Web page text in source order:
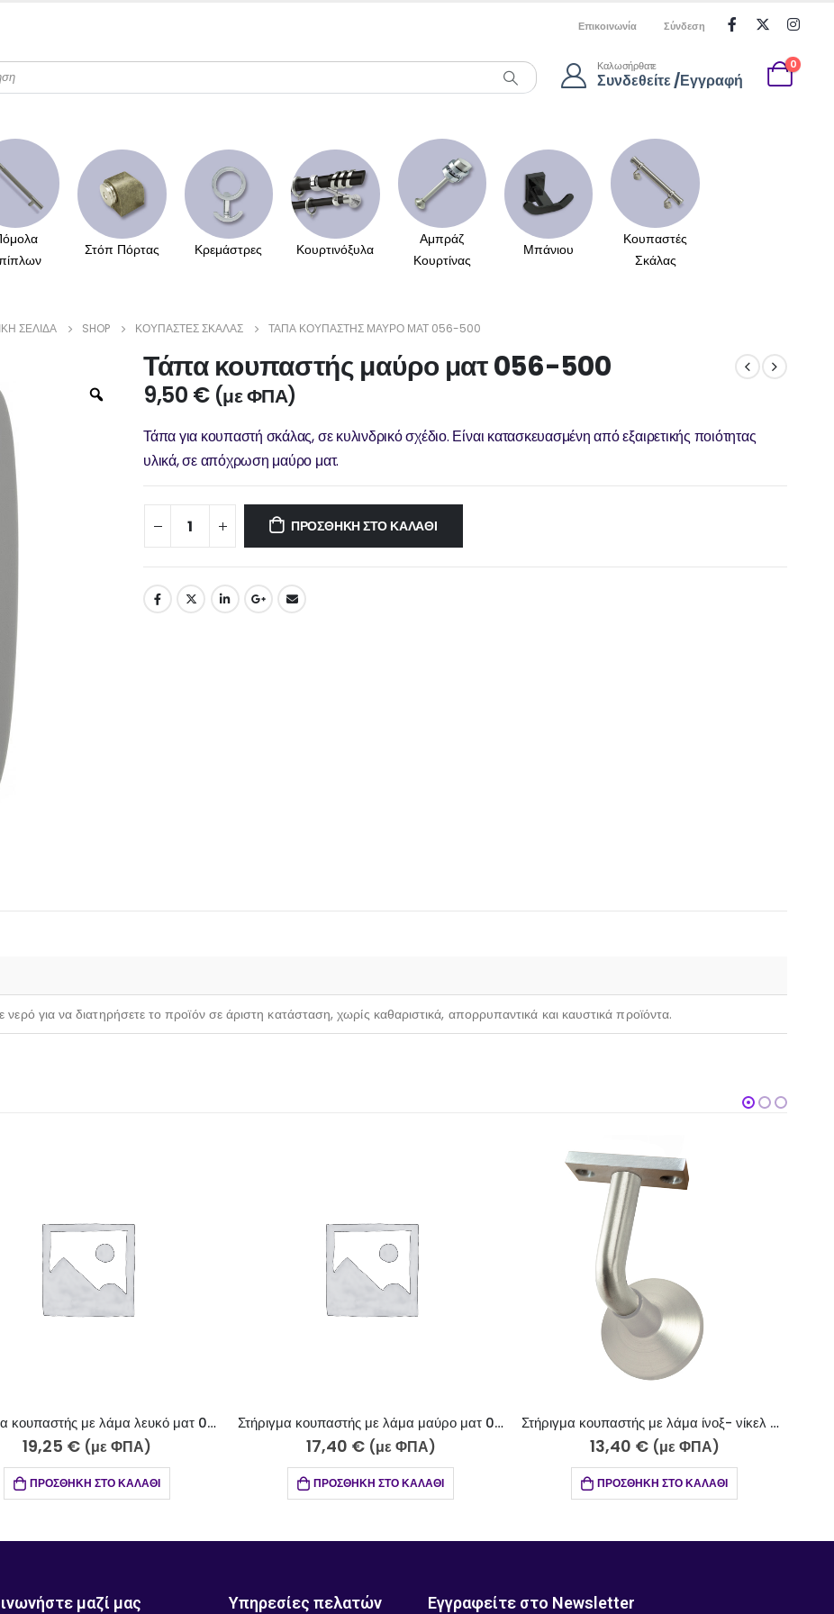
Επικοινωνία Σύνδεση
Καλωσήρθατε
Συνδεθείτε /Εγγραφή
0
Στόπ Πόρτας Κρεμάστρες Κουρτινόξυλα
Αμπράζ
Κουρτίνας
Μπάνιου
Κουπαστές
Σκάλας
ΣΕΛΊΔΑ SHOP ΚΟΥΠΑΣΤΈΣ ΣΚΆΛΑΣ ΤΆΠΑ ΚΟΥΠΑΣΤΉΣ ΜΑΎΡΟ ΜΑΤ 056-500
Τάπα κουπαστής μαύρο ματ 056-500
9,50 € (με ΦΠΑ)
Τάπα για κουπαστή σκάλας, σε κυλινδρικό σχέδιο. Είναι κατασκευασμένη από εξαιρετικής ποιότητας
υλικά, σε απόχρωση μαύρο ματ.
ΠΡΟΣΘΉΚΗ ΣΤΟ ΚΑΛΆΘΙ
για να διατηρήσετε το προϊόν σε άριστη κατάσταση, χωρίς καθαριστικά, απορρυπαντικά και καυστικά προϊόντα.
Στήριγμα κουπαστής με λάμα μαύρο ματ 010-600
17,40€(με ΦΠΑ)
ΠΡΟΣΘΉΚΗ ΣΤΟ ΚΑΛΆΘΙ
13,40€(με ΦΠΑ)
ΠΡΟΣΘΉΚΗ ΣΤΟ ΚΑΛΆΘΙ
Κουπαστή σκάλας μαύρο ματ Κ500-7
67,55€ –193,45€
ΕΠΙΛΟΓΉ
μαζί μας Υπηρεσίες πελατών Εγγραφείτε στο Newsletter